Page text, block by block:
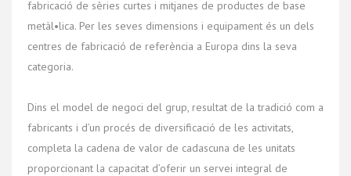
fabricació de sèries curtes i mitjanes de productes de base
metàl•lica. Per les seves dimensions i equipament és un dels
centres de fabricació de referència a Europa dins la seva
categoria.
Dins el model de negoci del grup, resultat de la tradició com a
fabricants i d’un procés de diversificació de les activitats,
completa la cadena de valor de cadascuna de les unitats
proporcionant la capacitat d’oferir un servei integral de